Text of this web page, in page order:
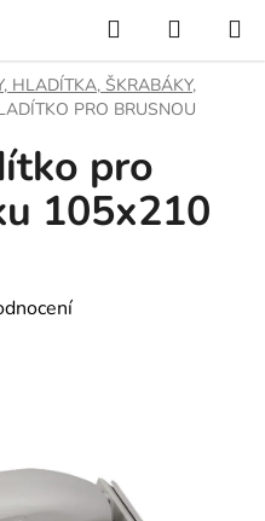
Hledat
KOŠÍK
HLADÍTKA, ŠKRABÁKY,
PRO BRUSNOU
pro
105x210